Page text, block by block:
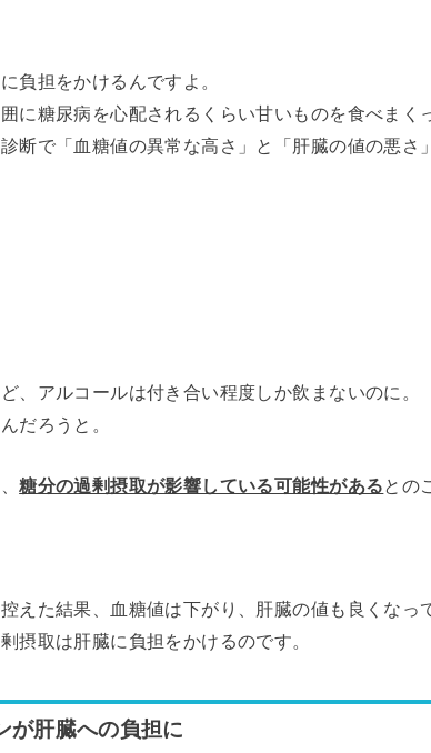
負担をかけるんですよ。
に糖尿病を心配されるくらい甘いものを食べまく
断で「血糖値の異常な高さ」と「肝臓の値の悪さ
、アルコールは付き合い程度しか飲まないのに。
だろうと。
糖分の過剰摂取が影響している可能性があるとの
えた結果、血糖値は下がり、肝臓の値も良くなっ
摂取は肝臓に負担をかけるのです。
が肝臓への負担に